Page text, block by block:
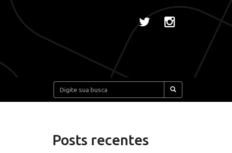
Pesquisar:
Posts recentes